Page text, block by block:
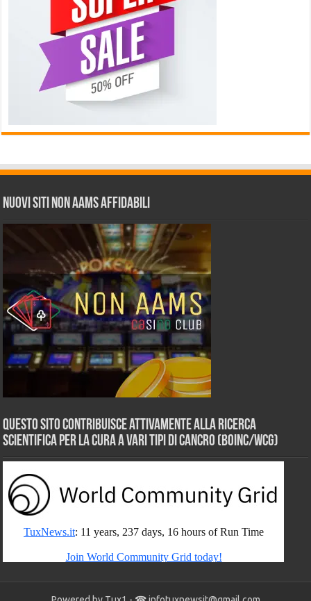
Nuovi siti non AAMS affidabili
Questo sito contribuisce attivamente alla ricerca
scientifica per la cura a vari tipi di Cancro (BOINC/WCG)